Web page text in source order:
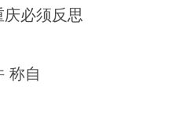
必须反思
称自